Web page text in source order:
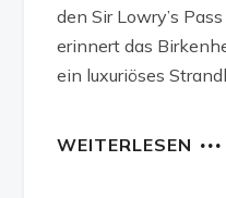
den Sir Lowry’s
erinnert das
ein luxuriöses
WEITERLESEN